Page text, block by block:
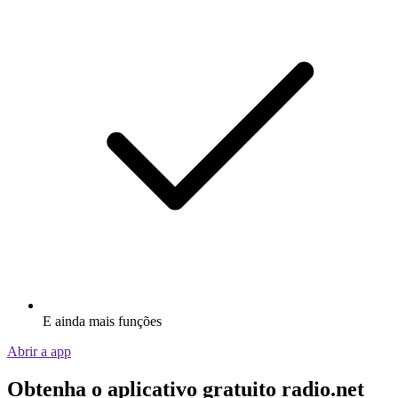
E ainda mais funções
Abrir a app
Obtenha o aplicativo gratuito radio.net